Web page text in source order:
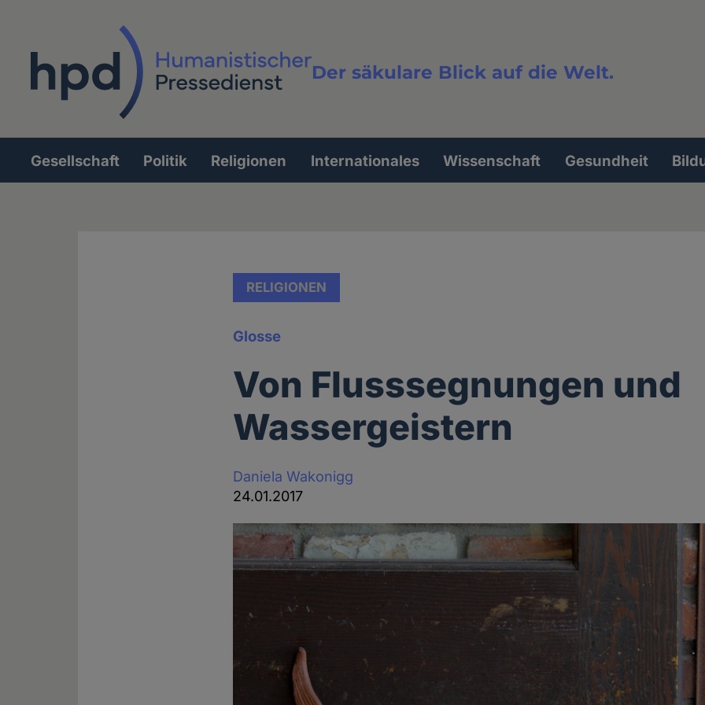
Der säkulare Blick auf die Welt.
Volltextsuche
Hauptnavigation
Gesellschaft Politik Religionen Internationales Wissenschaft Gesundheit
RELIGIONEN
Glosse
Von Flusssegnungen und
Wassergeistern
Daniela Wakonigg
24.01.2017